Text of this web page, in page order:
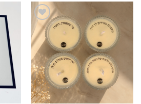
הוספה
לרשימת
המועדפים